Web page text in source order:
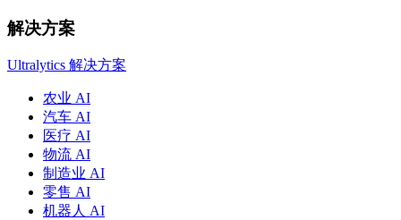
解决方案
Ultralytics 解决方案
农业 AI
汽车 AI
医疗 AI
物流 AI
制造业 AI
零售 AI
机器人 AI